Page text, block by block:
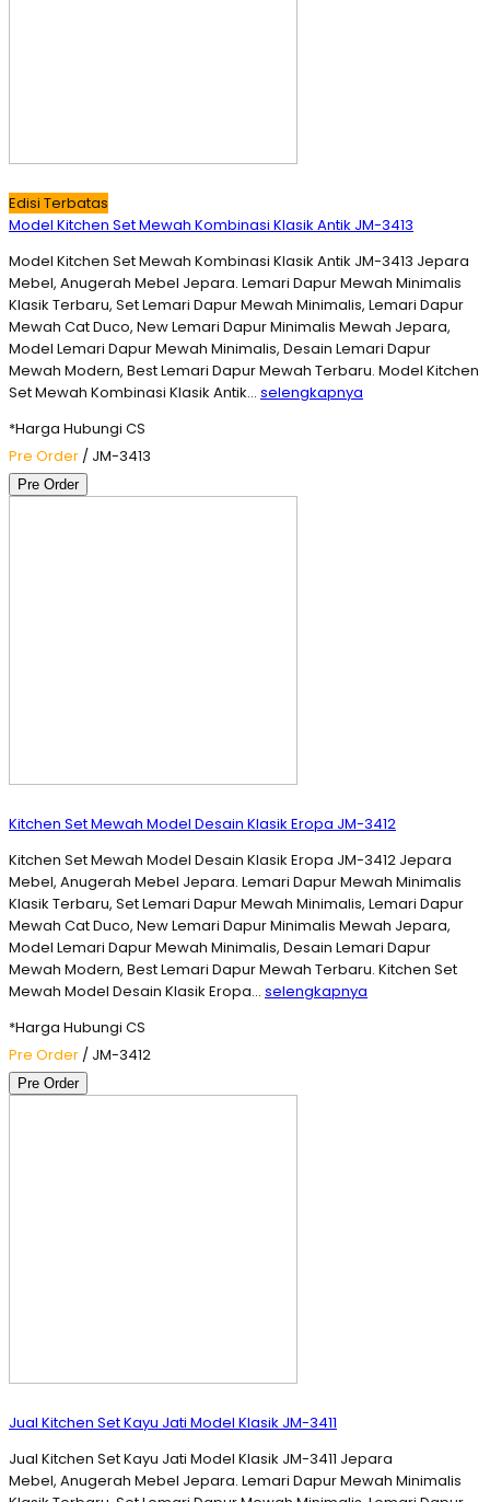
Edisi Terbatas
Model Kitchen Set Mewah Kombinasi Klasik Antik JM-3413
Model Kitchen Set Mewah Kombinasi Klasik Antik JM-3413 Jepara
Mebel, Anugerah Mebel Jepara. Lemari Dapur Mewah Minimalis
Klasik Terbaru, Set Lemari Dapur Mewah Minimalis, Lemari Dapur
Mewah Cat Duco, New Lemari Dapur Minimalis Mewah Jepara,
Model Lemari Dapur Mewah Minimalis, Desain Lemari Dapur
Mewah Modern, Best Lemari Dapur Mewah Terbaru. Model Kitchen
Set Mewah Kombinasi Klasik Antik… selengkapnya
*Harga Hubungi CS
Pre Order / JM-3413
Pre Order
Kitchen Set Mewah Model Desain Klasik Eropa JM-3412
Kitchen Set Mewah Model Desain Klasik Eropa JM-3412 Jepara
Mebel, Anugerah Mebel Jepara. Lemari Dapur Mewah Minimalis
Klasik Terbaru, Set Lemari Dapur Mewah Minimalis, Lemari Dapur
Mewah Cat Duco, New Lemari Dapur Minimalis Mewah Jepara,
Model Lemari Dapur Mewah Minimalis, Desain Lemari Dapur
Mewah Modern, Best Lemari Dapur Mewah Terbaru. Kitchen Set
Mewah Model Desain Klasik Eropa… selengkapnya
*Harga Hubungi CS
Pre Order / JM-3412
Pre Order
Jual Kitchen Set Kayu Jati Model Klasik JM-3411
Jual Kitchen Set Kayu Jati Model Klasik JM-3411 Jepara
Mebel, Anugerah Mebel Jepara. Lemari Dapur Mewah Minimalis